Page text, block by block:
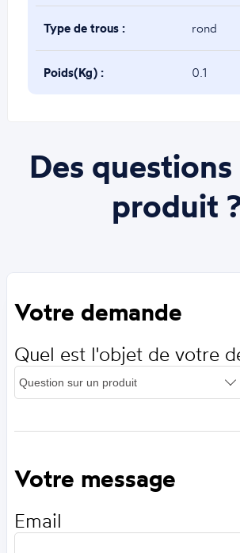
:Type de trous : rond
Poids(Kg) : 0.1
Des
produit
Votre demande
Quel est l'objet de votre
Votre message
Email